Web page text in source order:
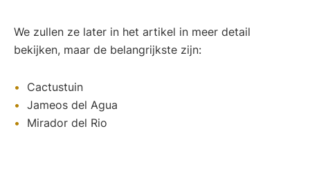
We zullen ze later in het artikel in meer detail
bekijken, maar de belangrijkste zijn:
Cactustuin
Jameos del Agua
Mirador del Rio